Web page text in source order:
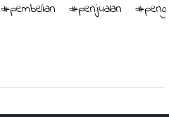
#pembelian #penjualan